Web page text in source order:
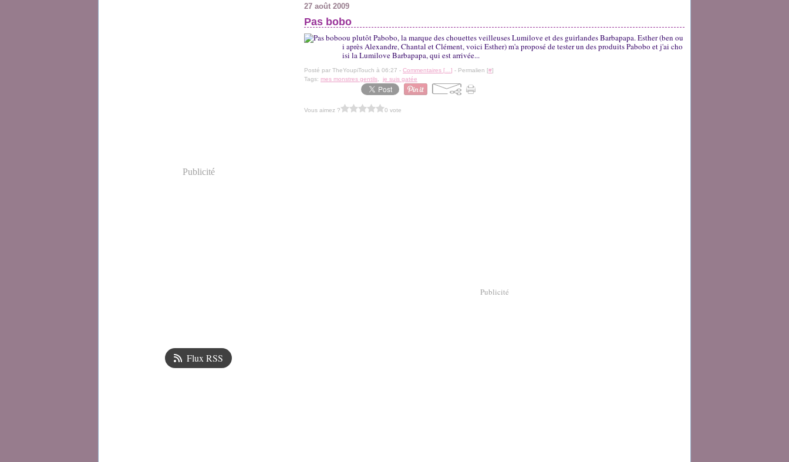
Publicité
Flux RSS
27 août 2009
Pas bobo
ou plutôt Pabobo, la marque des chouettes veilleuses Lumilove et des guirlandes Barbapapa. Esther (ben ou
i après Alexandre, Chantal et Clément, voici Esther) m'a proposé de tester un des produits Pabobo et j'ai cho
isi la Lumilove Barbapapa, qui est arrivée...
Posté par TheYoupiTouch à 06:27 - Commentaires [ ] - Permalien [#]
Tags: mes monstres gentils je suis gatée
Vous aimez ? 0 vote
Publicité